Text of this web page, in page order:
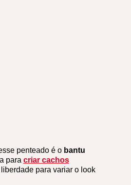
penteado é o bantu
para criar cachos
para variar o look